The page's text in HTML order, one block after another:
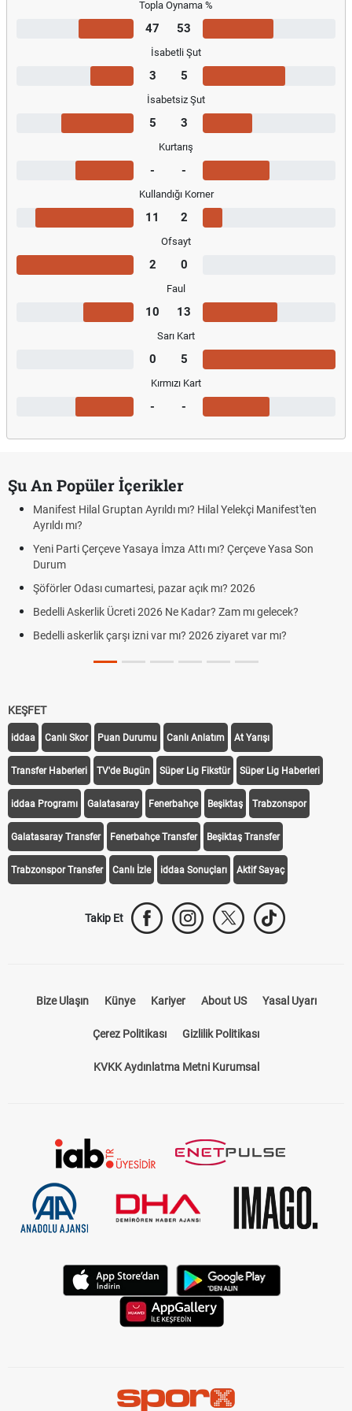
Topla Oynama %
47 53
İsabetli Şut
3 5
İsabetsiz Şut
5 3
Kurtarış
- -
Kullandığı Korner
11 2
Ofsayt
2 0
Faul
10 13
Sarı Kart
0 5
Kırmızı Kart
- -
Şu An Popüler İçerikler
Manifest Hilal Gruptan Ayrıldı mı? Hilal Yelekçi Manifest'ten
Ayrıldı mı?
Yeni Parti Çerçeve Yasaya İmza Attı mı? Çerçeve Yasa Son
Durum
Şöförler Odası cumartesi, pazar açık mı? 2026
Bedelli Askerlik Ücreti 2026 Ne Kadar? Zam mı gelecek?
Bedelli askerlik çarşı izni var mı? 2026 ziyaret var mı?
KEŞFET
iddaa Canlı Skor Puan Durumu Canlı Anlatım At Yarışı
Transfer Haberleri TV'de Bugün Süper Lig Fikstür Süper Lig Haberleri
iddaa Programı Galatasaray Fenerbahçe Beşiktaş Trabzonspor
Galatasaray Transfer Fenerbahçe Transfer Beşiktaş Transfer
Trabzonspor Transfer Canlı İzle iddaa Sonuçları Aktif Sayaç
Takip Et
Bize Ulaşın Künye Kariyer About US Yasal Uyarı
Çerez Politikası Gizlilik Politikası
KVKK Aydınlatma Metni Kurumsal